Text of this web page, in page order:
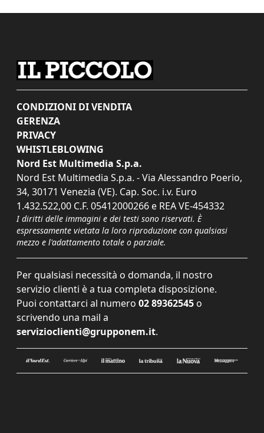
CONDIZIONI DI VENDITA
GERENZA
PRIVACY
WHISTLEBLOWING
Nord Est Multimedia S.p.a.
Nord Est Multimedia S.p.a. - Via Alessandro Poerio,
34, 30171 Venezia (VE). Cap. Soc. i.v. Euro
1.432.522,00 C.F. 05412000266 e REA VE-454332
I diritti delle immagini e dei testi sono riservati. È
espressamente vietata la loro riproduzione con qualsiasi
mezzo e l'adattamento totale o parziale.
Per qualsiasi necessità o domanda, il nostro
servizio clienti è a tua completa disposizione.
Puoi contattarci al numero 02 89362545 o
scrivendo una mail a
servizioclienti@grupponem.it.